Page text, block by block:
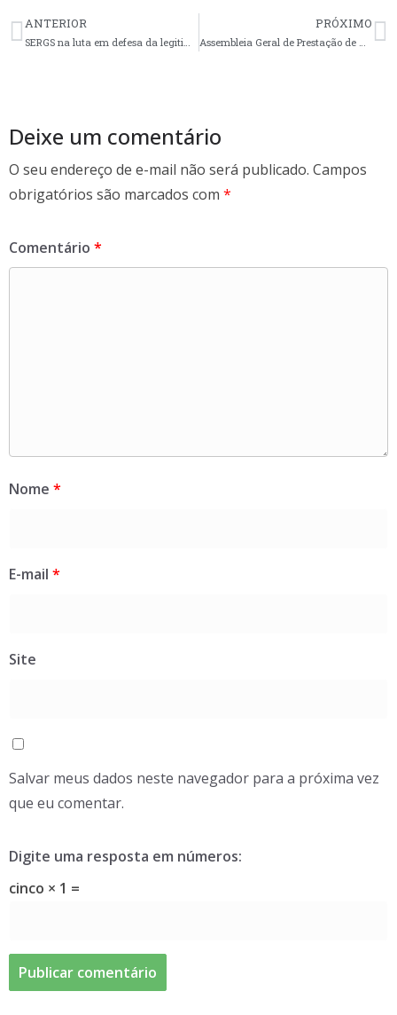
e
b
k
itt
er e
ANTERIOR
SERGS na luta em defesa da legitimidade do Conselho Municipal de Saúde, contra a afronta da Prefeitura
PRÓXIMO
Assembleia Geral de Prestação de Contas
Deixe um comentário
O seu endereço de e-mail não será publicado. Campos
obrigatórios são marcados com *
Comentário *
Nome *
E-mail *
Site
Salvar meus dados neste navegador para a próxima vez
que eu comentar.
Digite uma resposta em números:
cinco × 1 =